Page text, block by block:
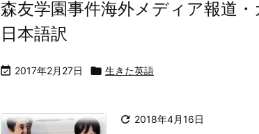
森友学園事件海外メディア報道
日本語訳
 2017年2月27日  生きた英語
 2018年4月16日